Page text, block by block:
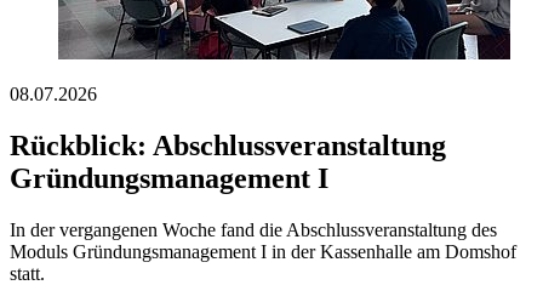
08.07.2026
Rückblick: Abschlussveranstaltung
Gründungsmanagement I
In der vergangenen Woche fand die Abschlussveranstaltung des
Moduls Gründungsmanagement I in der Kassenhalle am Domshof
statt.